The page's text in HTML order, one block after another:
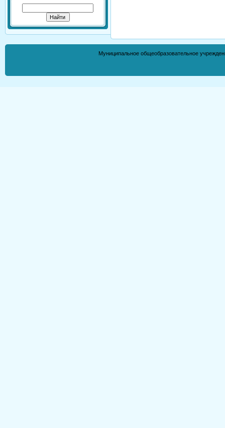
Муниципальное общеобразовательное